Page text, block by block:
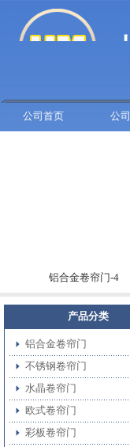
公司首页 公
铝合金卷帘门-4
产品分类
铝合金卷帘门
不锈钢卷帘门
水晶卷帘门
欧式卷帘门
彩板卷帘门